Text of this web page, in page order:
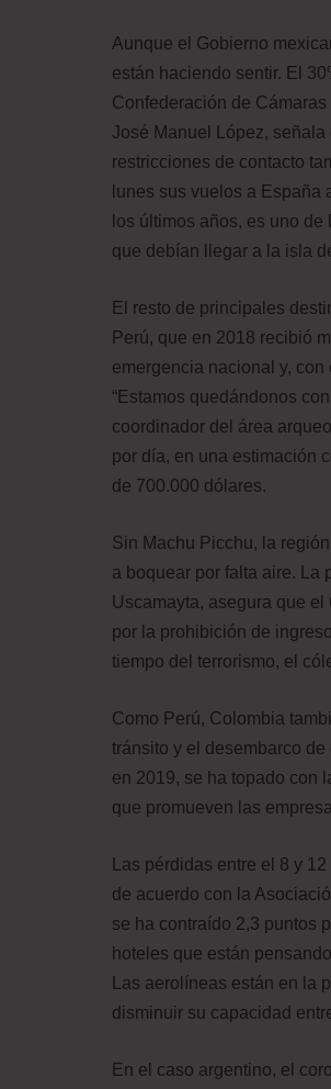
Aunque el Gobierno
están haciendo sentir. El
Confederación de
José Manuel López, señala
restricciones de contacto
lunes sus vuelos a España
los últimos años, es uno
que debían llegar a la isla
El resto de principales
Perú, que en 2018 recibió
emergencia nacional y, con
“Estamos quedándonos
coordinador del área
por día, en una estimación
de 700.000 dólares.
Sin Machu Picchu, la
a boquear por falta aire. La
Uscamayta, asegura que el
por la prohibición de
tiempo del terrorismo, el
Como Perú, Colombia
tránsito y el desembarco
en 2019, se ha topado con
que promueven las
Las pérdidas entre el 8 y
de acuerdo con la
se ha contraído 2,3 puntos
hoteles que están
Las aerolíneas están en la
disminuir su capacidad
En el caso argentino, el